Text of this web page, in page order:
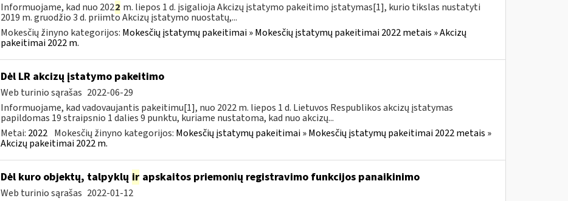
Informuojame, kad nuo 2022 m. liepos 1 d. įsigalioja Akcizų įstatymo pakeitimo įstatymas[1], kurio tikslas nustatyti
2019 m. gruodžio 3 d. priimto Akcizų įstatymo nuostatų,...
Mokesčių žinyno kategorijos: Mokesčių įstatymų pakeitimai » Mokesčių įstatymų pakeitimai 2022 metais » Akcizų
pakeitimai 2022 m.
Dėl LR akcizų įstatymo pakeitimo
Web turinio sąrašas 2022-06-29
Informuojame, kad vadovaujantis pakeitimu[1], nuo 2022 m. liepos 1 d. Lietuvos Respublikos akcizų įstatymas
papildomas 19 straipsnio 1 dalies 9 punktu, kuriame nustatoma, kad nuo akcizų...
Metai: 2022 Mokesčių žinyno kategorijos: Mokesčių įstatymų pakeitimai » Mokesčių įstatymų pakeitimai 2022 metais »
Akcizų pakeitimai 2022 m.
Dėl kuro objektų, talpyklų irapskaitos priemonių registravimo funkcijos panaikinimo
Web turinio sąrašas 2022-01-12